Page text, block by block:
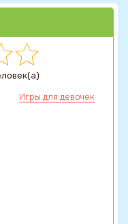
Игры для девочек